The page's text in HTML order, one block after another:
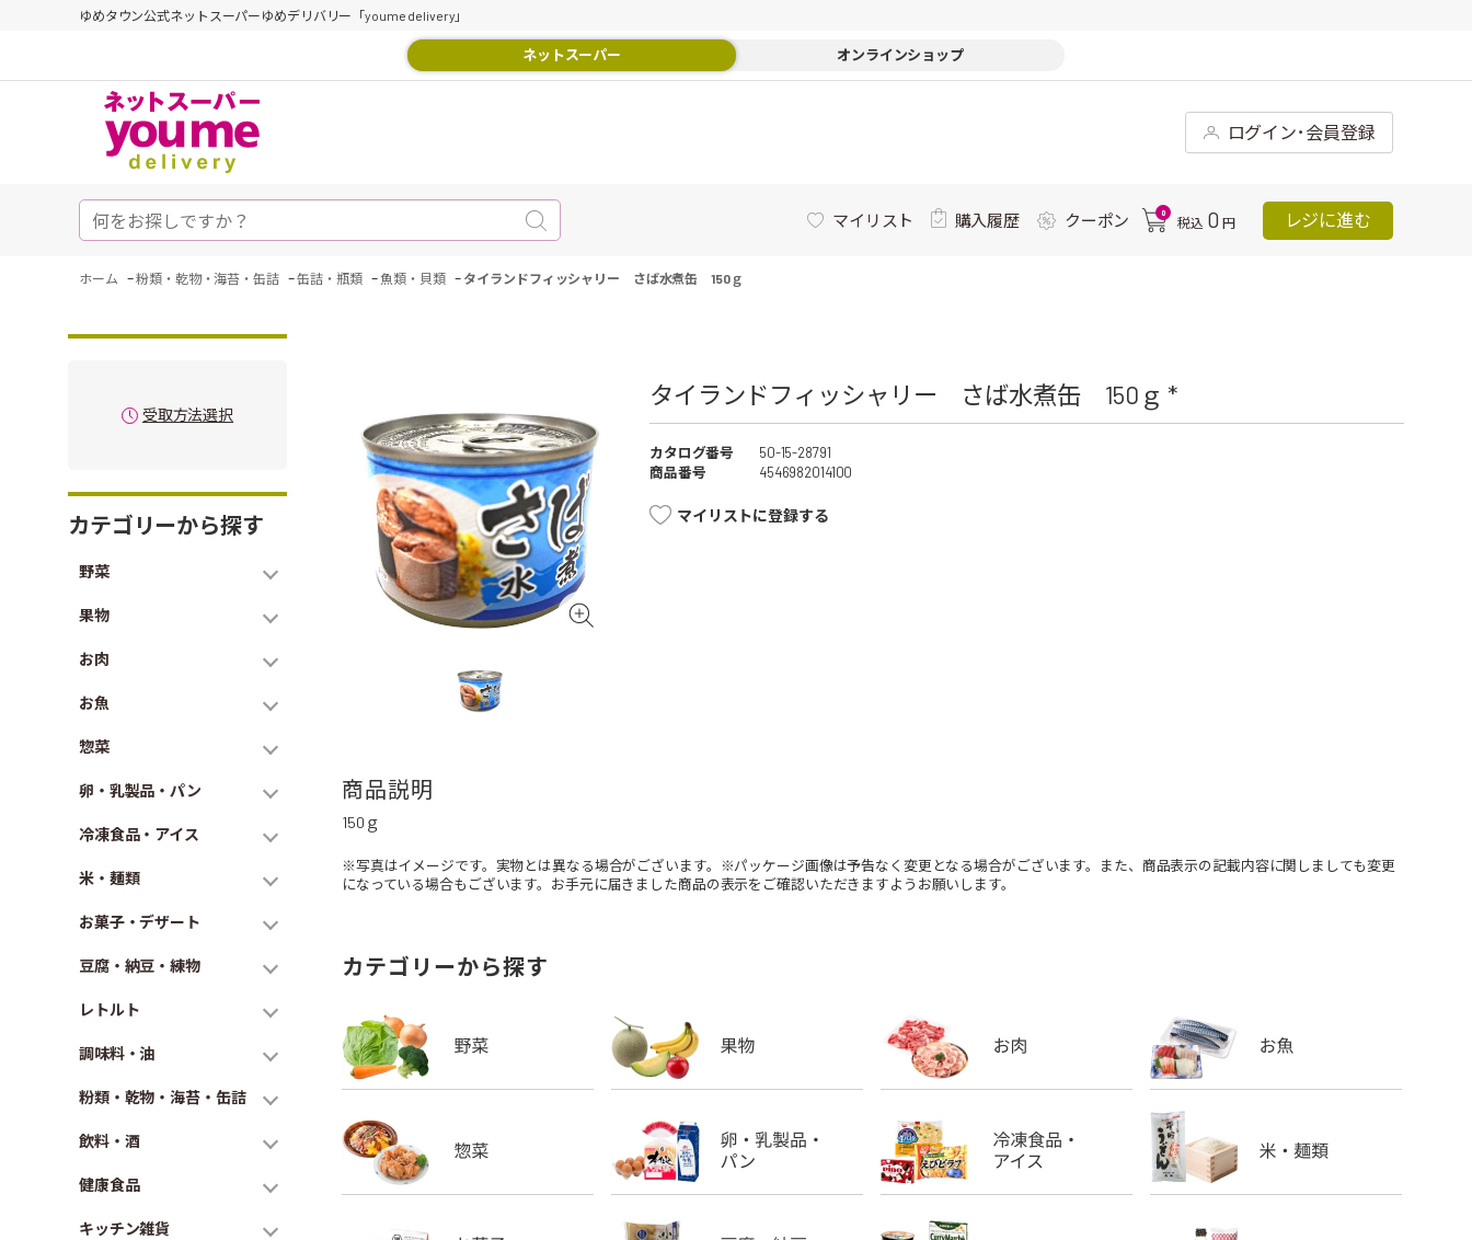
ゆめタウン公式ネットスーパーゆめデリバリー「youme delivery」
ネットスーパー オンラインショップ
ログイン･会員登録
マイリスト 購入履歴 クーポン 0
税込 0 円 レジに進む
ホーム -粉類・乾物・海苔・缶詰 -缶詰・瓶類 -魚類・貝類 - タイランドフィッシャリー さば水煮缶 150ｇ
受取方法選択
カテゴリーから探す
野菜
果物
お肉
お魚
惣菜
卵・乳製品・パン
冷凍食品・アイス
米・麺類
お菓子・デザート
豆腐・納豆・練物
レトルト
調味料・油
粉類・乾物・海苔・缶詰
飲料・酒
健康食品
キッチン雑貨
タイランドフィッシャリー さば水煮缶 150ｇ *
カタログ番号
50-15-28791
商品番号
4546982014100
マイリストに登録する
商品説明
150ｇ
※写真はイメージです。実物とは異なる場合がございます。※パッケージ画像は予告なく変更となる場合がございます。また、商品表示の記載内容に関しましても変更
になっている場合もございます。お手元に届きました商品の表示をご確認いただきますようお願いします。
カテゴリーから探す